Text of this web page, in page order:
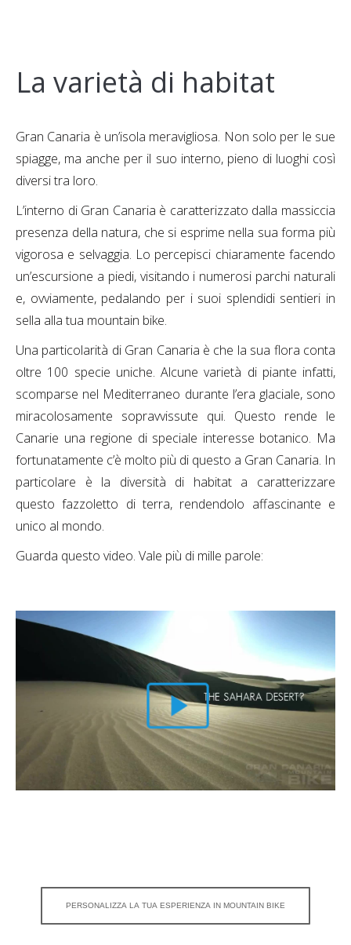
La varietà di habitat
Gran Canaria è un’isola meravigliosa. Non solo per le sue
spiagge, ma anche per il suo interno, pieno di luoghi così
diversi tra loro.
L’interno di Gran Canaria è caratterizzato dalla massiccia
presenza della natura, che si esprime nella sua forma più
vigorosa e selvaggia. Lo percepisci chiaramente facendo
un’escursione a piedi, visitando i numerosi parchi naturali
e, ovviamente, pedalando per i suoi splendidi sentieri in
sella alla tua mountain bike.
Una particolarità di Gran Canaria è che la sua flora conta
oltre 100 specie uniche. Alcune varietà di piante infatti,
scomparse nel Mediterraneo durante l’era glaciale, sono
miracolosamente sopravvissute qui. Questo rende le
Canarie una regione di speciale interesse botanico. Ma
fortunatamente c’è molto più di questo a Gran Canaria. In
particolare è la diversità di habitat a caratterizzare
questo fazzoletto di terra, rendendolo affascinante e
unico al mondo.
Guarda questo video. Vale più di mille parole:
PERSONALIZZA LA TUA ESPERIENZA IN MOUNTAIN BIKE